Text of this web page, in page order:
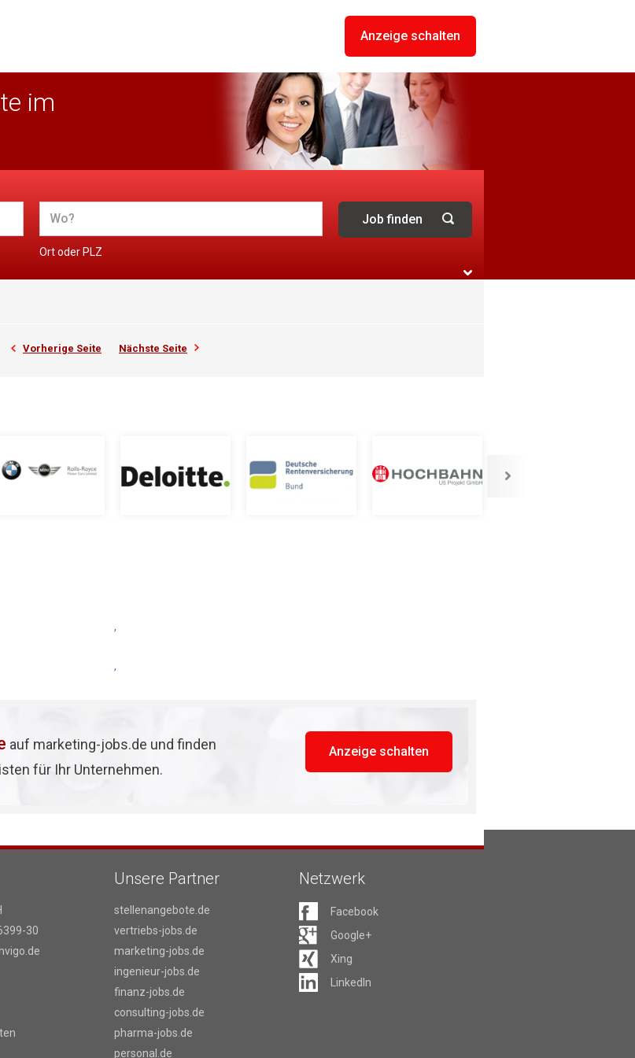
Anzeige schalten
im
Ort oder PLZ
Vorherige Seite Nächste Seite
,
,
auf marketing-jobs.de und finden
für Ihr Unternehmen.
Anzeige schalten
30
Unsere Partner
stellenangebote.de
vertriebs-jobs.de
marketing-jobs.de
ingenieur-jobs.de
finanz-jobs.de
consulting-jobs.de
pharma-jobs.de
personal.de
Netzwerk
Facebook
Google+
Xing
LinkedIn